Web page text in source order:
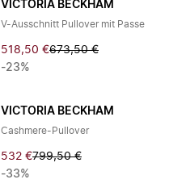
VICTORIA BECKHAM
V-Ausschnitt Pullover mit Passe
518,50 €673,50 €
-23%
VICTORIA BECKHAM
Cashmere-Pullover
532 €799,50 €
-33%